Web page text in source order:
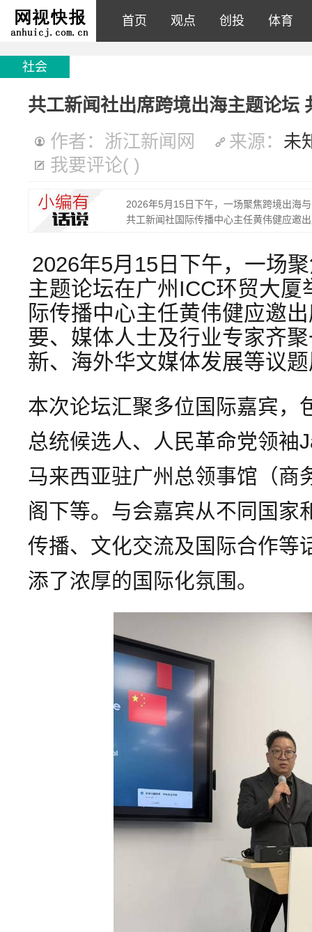
首页 观点 创投 体育
社会
共工新闻社出席跨境出海主题论坛
作者：浙江新闻网
来源： 未
我要评论( )
2026年5月15日下午，一场聚焦跨境出海
共工新闻社国际传播中心主任黄伟健应邀
2026年5月15日下午，一场
主题论坛在广州ICC环贸大
际传播中心主任黄伟健应邀
要、媒体人士及行业专家齐
新、海外华文媒体发展等议
本次论坛汇聚多位国际嘉宾，
总统候选人、人民革命党领袖
马来西亚驻广州总领事馆（商
阁下等。与会嘉宾从不同国家
传播、文化交流及国际合作等
添了浓厚的国际化氛围。